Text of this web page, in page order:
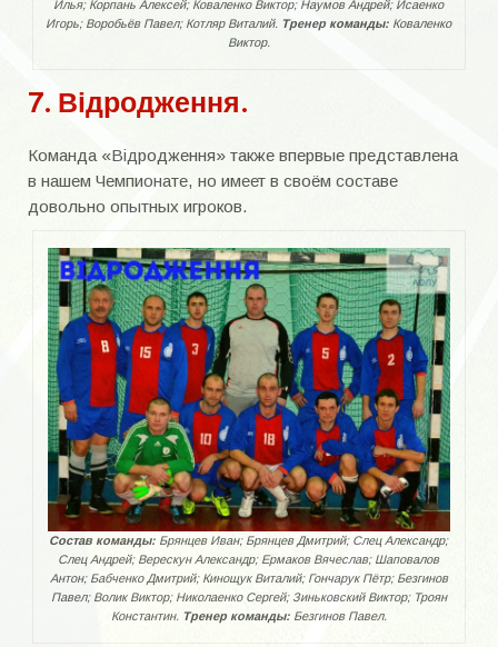
Суперкубок
Кубок закрытия сезона
Кубок Самойлова
Кубок Соловьева
Товарищеские матчи.
Заводские турниры
Пляжный
ОБЛАСТЬ
Область 70-е года
Область 80-е года
Область 90-е года
Кубок области
Область 2018
Илья; Корпань Алексей; Коваленко Виктор; Наумов Андрей; Исаенко
Игорь; Воробьёв Павел; Котляр Виталий. Тренер команды: Коваленко
Виктор.
7. Відродження.
Команда «Відродження» также впервые представлена
в нашем Чемпионате, но имеет в своём составе
довольно опытных игроков.
Состав команды: Брянцев Иван; Брянцев Дмитрий; Слец Александр;
Слец Андрей; Верескун Александр; Ермаков Вячеслав; Шаповалов
Антон; Бабченко Дмитрий; Кинощук Виталий; Гончарук Пётр; Безгинов
Павел; Волик Виктор; Николаенко Сергей; Зиньковский Виктор; Троян
Константин. Тренер команды:Безгинов Павел.